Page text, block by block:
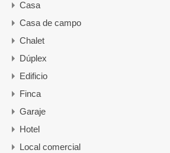
Casa
Casa de campo
Chalet
Dúplex
Edificio
Finca
Garaje
Hotel
Local comercial